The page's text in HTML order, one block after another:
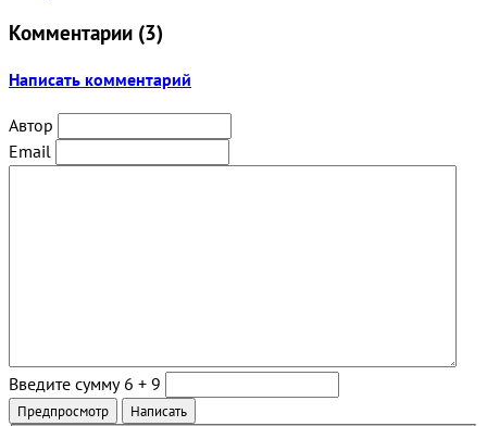
Комментарии (3)
Написать комментарий
Автор
Email
Введите сумму 6 + 9